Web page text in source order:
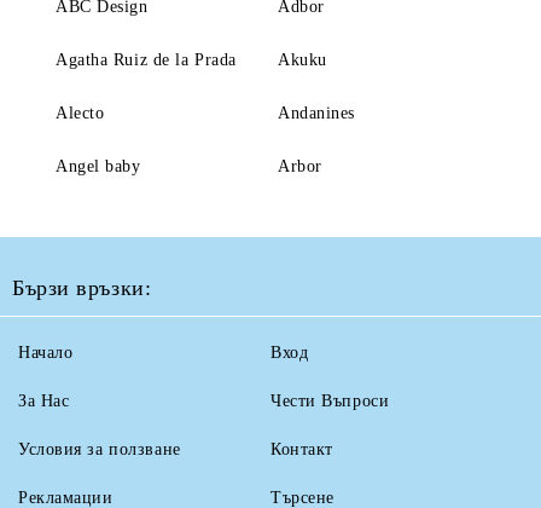
ABC Design Adbor
Agatha Ruiz de la Prada Akuku
Alecto Andanines
Angel baby Arbor
Бързи връзки:
Начало
За Нас
Условия за ползване
Рекламации
Вход
Чести Въпроси
Контакт
Търсене